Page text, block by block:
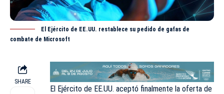
El Ejército de EE.UU. restablece su pedido de gafas de
combate de Microsoft
SHARE
El Ejército de EE.UU. aceptó finalmente la oferta de